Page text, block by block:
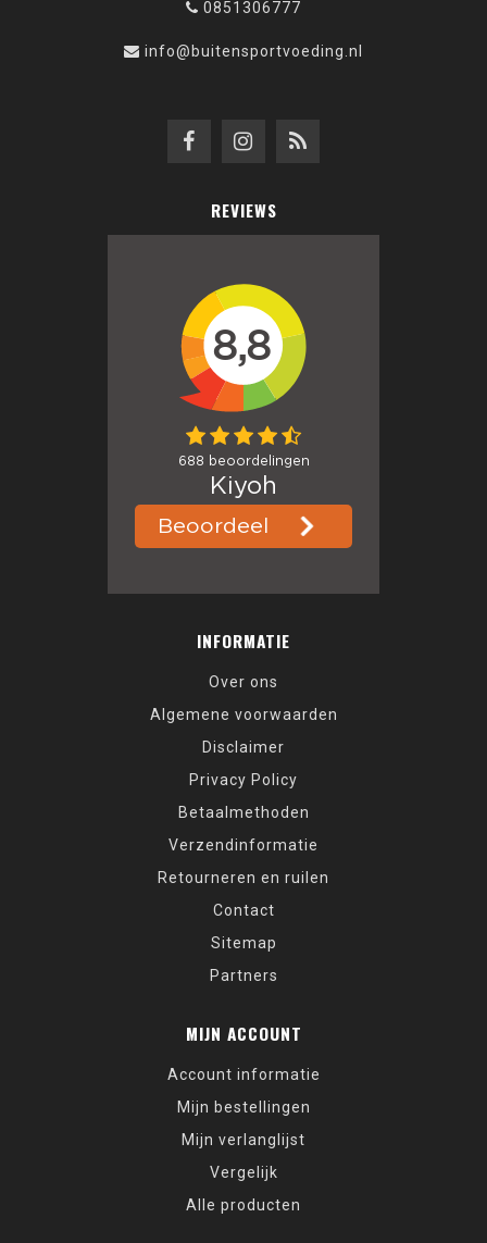
0851306777
info@buitensportvoeding.nl
REVIEWS
INFORMATIE
Over ons
Algemene voorwaarden
Disclaimer
Privacy Policy
Betaalmethoden
Verzendinformatie
Retourneren en ruilen
Contact
Sitemap
Partners
MIJN ACCOUNT
Account informatie
Mijn bestellingen
Mijn verlanglijst
Vergelijk
Alle producten